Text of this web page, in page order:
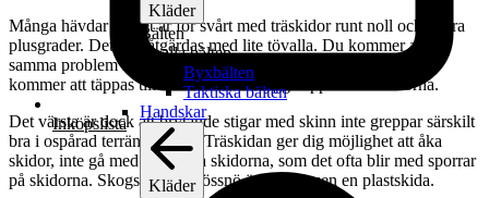
Kläder
Bälten
Se alla bälten
Byxbälten
Taktiska bälten
Handskar
Kläder
Inköpslista
Många hävdar att det är för svårt med träskidor runt noll och några
plusgrader. Det kan åtgärdas med lite tövalla. Du kommer att ha
samma problem med plastskidor utrustade med skinn. Skinnen
kommer att täppas till med snö som byggs upp under skidorna.
Det värsta är dock att brytande stigar med skinn inte greppar särskilt
bra i ospårad terräng i snön. Träskidan ger dig möjlighet att åka
skidor, inte gå med de flådda skidorna, som det ofta blir med sporrar
på skidorna. Skogsskidan i lössnö är överlägsen en plastskida.